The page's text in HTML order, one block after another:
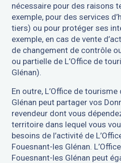
nécessaire pour des raisons
exemple, pour des services
tiers) ou pour protéger ses
exemple, en cas de vente
de changement de contrôle
ou partielle de L’Office de
Glénan).
En outre, L’Office de
Glénan peut partager vos
revendeur dont vous
territoire dans lequel vous
besoins de l’activité de
Fouesnant-les Glénan.
Fouesnant-les Glénan peut